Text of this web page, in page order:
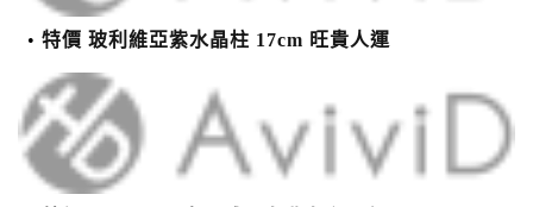
特價 玻利維亞紫水晶柱 17cm 旺貴人運